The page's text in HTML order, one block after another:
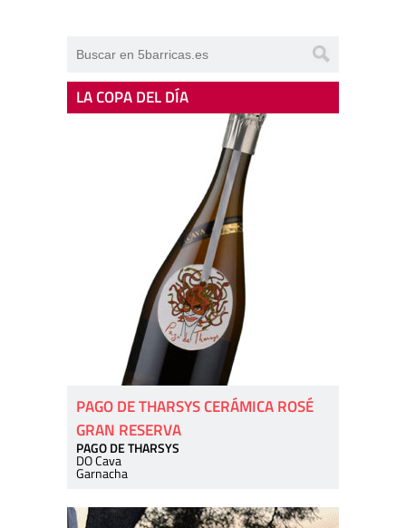
LA COPA DEL DÍA
PAGO DE THARSYS CERÁMICA ROSÉ
GRAN RESERVA
PAGO DE THARSYS
DO Cava
Garnacha